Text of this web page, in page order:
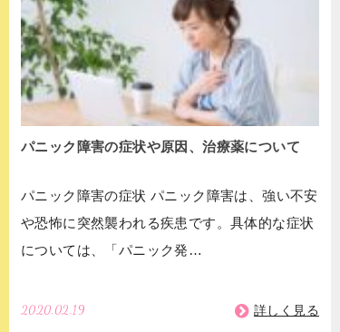
パニック障害の症状や原因、治療薬について
パニック障害の症状 パニック障害は、強い不安
や恐怖に突然襲われる疾患です。具体的な症状
については、「パニック発…
2020.02.19 詳しく見る